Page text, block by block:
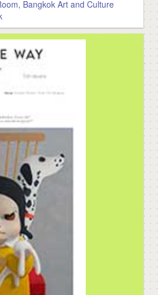
Bangkok Art and Culture